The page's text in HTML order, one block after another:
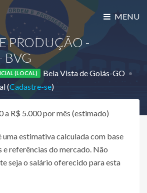
MENU
PRODUÇÃO -
BVG
(LOCAL)
Bela Vista de Goiás-GO
(Cadastre-se)
a R$ 5.000 por mês (estimado)
estimativa calculada com base
e referências do mercado. Não
seja o salário oferecido para esta